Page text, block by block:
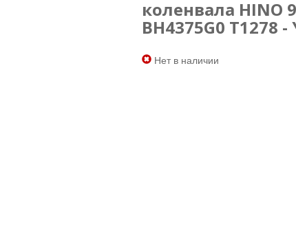
коленвала HINO
BH4375G0 T1278 -
Нет в наличии